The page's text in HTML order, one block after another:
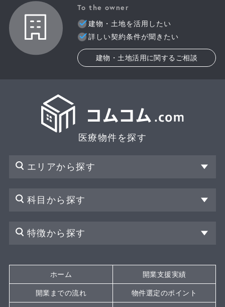
To the owner
建物・土地を活用したい
詳しい契約条件が聞きたい
建物・土地活用に関するご相談
医療物件を探す
エリアから探す
科目から探す
特徴から探す
ホーム 開業支援実績
開業までの流れ 物件選定のポイント